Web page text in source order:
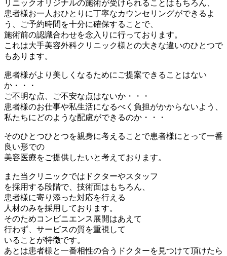
リニックオリジナルの施術が受けられることはもちろん、
患者様お一人おひとりに丁寧なカウンセリングができるよ
う、ご予約時間を十分に確保することで、
施術前の認識合わせを念入りに行っております。
これは大手美容外科クリニック様との大きな違いのひとつで
もあります。
患者様がより美しくなるためにご提案できることはない
か・・・
ご不明な点、ご不安な点はないか・・・
患者様のお仕事や私生活になるべく負担がかからないよう、
私たちにどのような配慮ができるのか・・・
そのひとつひとつを親身に考えることで患者様にとって一番
良い形での
美容医療をご提供したいと考えております。
また当クリニックでは ドクターやスタッフ
を採用する段階で、技術面はもちろん、
患者様に寄り添った対応を行える
人材のみを採用 しております。
そのためコンビニエンス展開はあえて
行わず、サービスの質を重視して
いることが特徴です。
あとは患者様と一番相性の合うドクターを見つけて頂けたら